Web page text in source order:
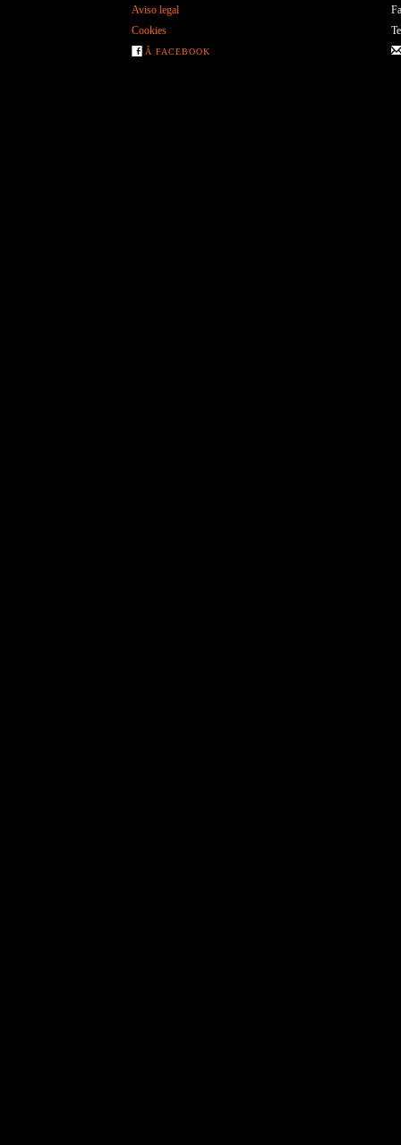
Aviso legal
Cookies
Â FACEBOOK